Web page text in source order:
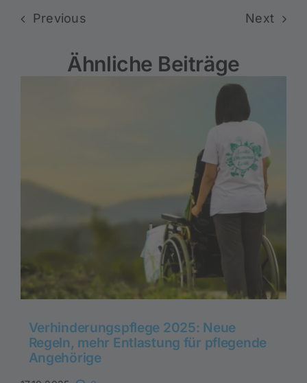
Previous Next
Ähnliche Beiträge
Verhinderungspflege 2025: Neue
Regeln, mehr Entlastung für pflegende
Angehörige